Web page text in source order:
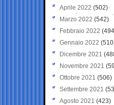
Aprile 2022 (502)
Marzo 2022 (542)
Febbraio 2022
Gennaio 2022
Dicembre 2021
Novembre 2021
Ottobre 2021 (506)
Settembre 2021
Agosto 2021 (423)